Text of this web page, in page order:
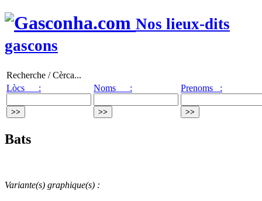
Nos lieux-dits
gascons
Recherche / Cèrca...
Lòcs :
Noms : Prenoms :
Bats
Variante(s) graphique(s) :